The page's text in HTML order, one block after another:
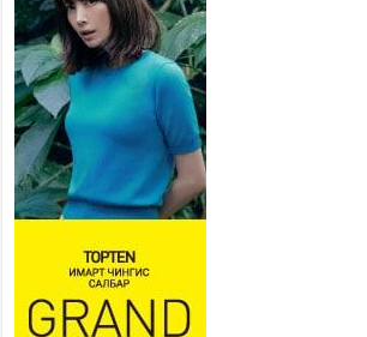
2026 оны 7 сар 22 / 9 цаг 28 минут
Б.Пүрэвдагва: “Урт цагаан”-ыг
залуучууд чөлөөт цагаа
өнгөрүүлдэг, жуулчид зорьж
ирдэг цэг болгоно
2026 оны 7 сар 21 / 16 цаг 47 минут
Тусгай замын автобус /BRT/ төслийн удирдах
хорооны ээлжит хуралдаан боллоо
Ерөнхий сайд Н.Учрал БНХАУ-аас Монгол Улсад
суугаа Элчин сайд Шэнь Миньжюанийг хүлээн
авч уулзав